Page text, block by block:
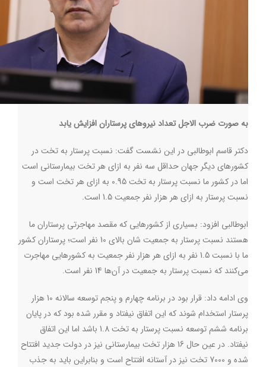
به صورت ضرب الاجل تعداد نیروهای پرستاران افزایش یابد
دکتر قاسم ابوطالبی در این نشست گفت: نسبت پرستار به تخت در
کشورهای دیگر جهان حداقل سه نفر به ازای هر تخت بیمارستانی است
اما در کشور ما نسبت پرستار به تخت 0.95 به ازای هر تخت است و
نسبت پرستار به ازای هر هزار نفر جمعیت 1.5 است
.
ابوطالبی افزود: بسیاری از کشورهایی که مقصد مهاجرتی پرستاران ما
هستند نسبت پرستار به جمعیت شان بالای 10 نفر است؛ پرستاران کشور
ما با نسبت 1.5 نفر به ازای هر هزار نفر جمعیت به کشورهایی مهاجرت
می‌کنند که نسبت پرستار به جمعیت در آن‌ها 14 نفر است
.
وی ادامه داد: قرار بود در برنامه چهارم و پنجم توسعه سالانه 10 هزار
پرستار استخدام شوند که این اتفاق نیفتاد و مقرر شده بود که در پایان
برنامه ششم توسعه نسبت پرستار به تخت 1.8 باشد اما این اتفاق
نیفتاد. در عین حال 16 هزار تخت بیمارستانی نیز در دولت جدید افتتاح
شده و 7000 تخت نیز در آستانه افتتاح است و بنابراین باید به جذب